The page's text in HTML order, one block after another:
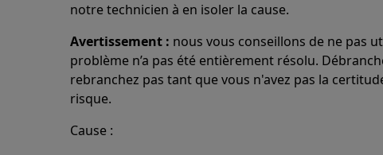
notre technicien à en isoler la cause.
Avertissement : nous vous conseillons de ne pas
problème n’a pas été entièrement résolu.
rebranchez pas tant que vous n'avez pas la
risque.
Cause :